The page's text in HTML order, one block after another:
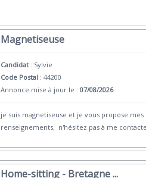
Magnetiseuse
Candidat : Sylvie
Code Postal : 44200
Annonce mise à jour le :07/08/2026
je suis magnetiseuse et je vous propose
renseignements, n'hésitez pas à me
Home-sitting - Bretagne ...